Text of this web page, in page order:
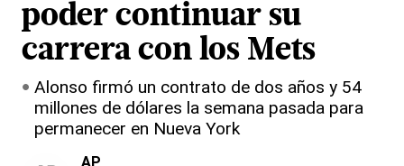
poder continuar su
carrera con los Mets
Alonso firmó un contrato de dos años y 54
millones de dólares la semana pasada para
permanecer en Nueva York
AP